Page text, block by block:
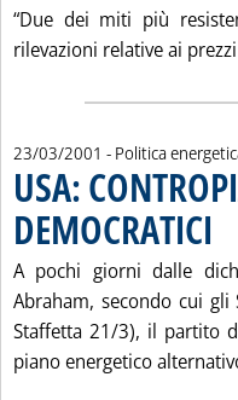
“Due dei miti più
rilevazioni relative ai
23/03/2001 - Politica
USA:
DEMOCRATICI
A pochi giorni dalle
Abraham, secondo cui
Staffetta 21/3), il partito
piano energetico